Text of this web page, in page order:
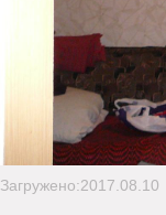
Загружено:2017.08.10